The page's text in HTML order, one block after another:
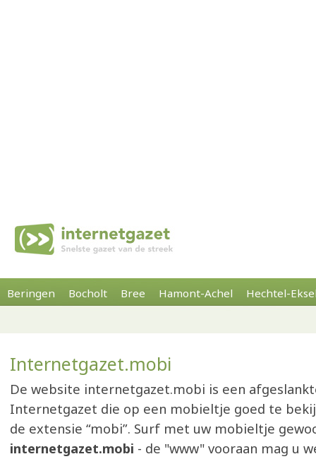
Beringen Bocholt Bree Hamont-Achel Hechtel-
Internetgazet.mobi
De website internetgazet.mobi is een
Internetgazet die op een mobieltje goed te
de extensie “mobi”. Surf met uw mobieltje
internetgazet.mobi - de "www" vooraan mag u